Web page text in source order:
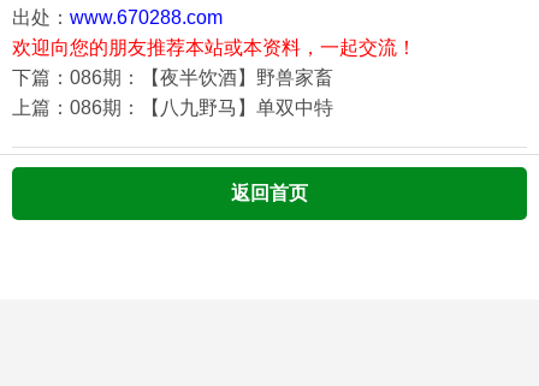
出处： www.670288.com
欢迎向您的朋友推荐本站或本资料，一起交流！
下篇：086期：【夜半饮酒】野兽家畜
上篇：086期：【八九野马】单双中特
返回首页